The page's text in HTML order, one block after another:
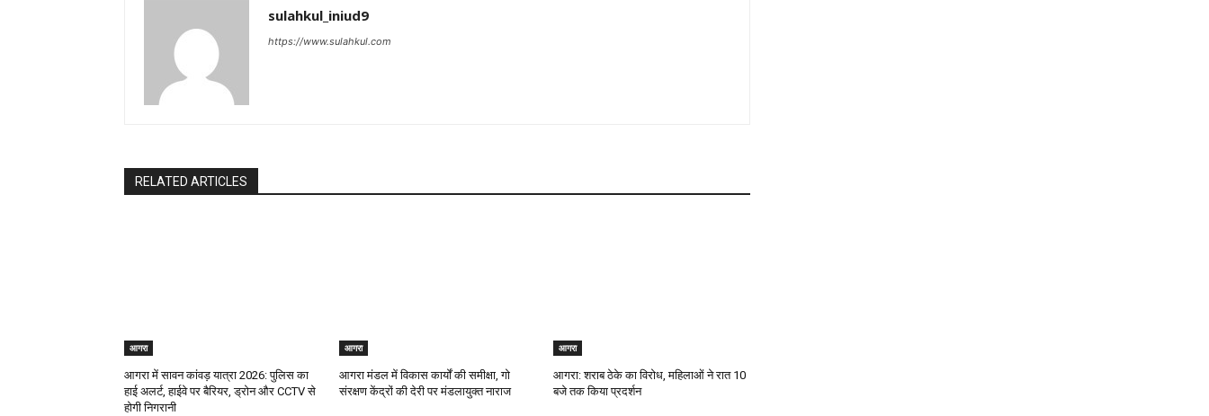
sulahkul_iniud9
https://www.sulahkul.com
RELATED ARTICLES
आगरा
आगरा में सावन कांवड़ यात्रा 2026: पुलिस का
हाई अलर्ट, हाईवे पर बैरियर, ड्रोन और CCTV से
होगी निगरानी
आगरा
आगरा मंडल में विकास कार्यों की समीक्षा, गो
संरक्षण केंद्रों की देरी पर मंडलायुक्त नाराज
आगरा
आगरा: शराब ठेके का विरोध, महिलाओं ने रात 10
बजे तक किया प्रदर्शन